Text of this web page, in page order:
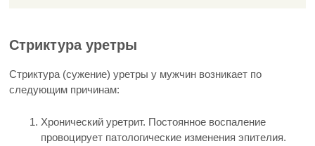
Стриктура уретры
Стриктура (сужение) уретры у мужчин возникает по
следующим причинам:
Хронический уретрит. Постоянное воспаление
провоцирует патологические изменения эпителия.